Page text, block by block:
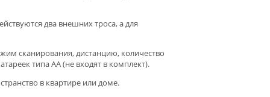
два внешних троса, а для
сканирования, дистанцию, количество
типа AA (не входят в комплект).
в квартире или доме.